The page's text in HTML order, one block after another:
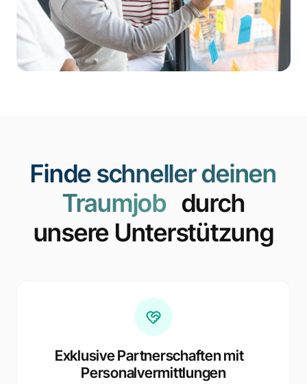
Finde schneller deinen
Traumjobdurch
unsere Unterstützung
Exklusive Partnerschaften mit
Personalvermittlungen